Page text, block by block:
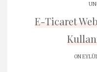
E-Ticaret
ON